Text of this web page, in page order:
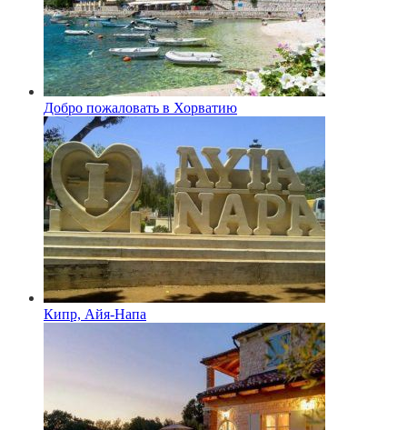
Добро пожаловать в Хорватию
Кипр, Айя-Напа